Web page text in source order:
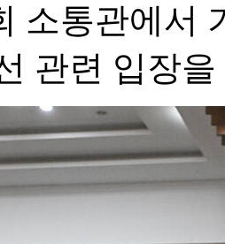
소통관에서
관련 입장